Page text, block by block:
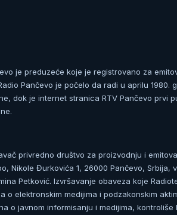
je preduzeće koje je registrovano za
Pančevo je počelo da radi u aprilu 1980.
dok je internet stranica RTV Pančevo prvi
privredno društvo za proizvodnju i
Nikole Đurkovića 1, 26000 Pančevo, Srbija,
Petković. Izvršavanje obaveza koje
o elektronskim medijima i podzakonskim
o javnom informisanju i medijima, kontroliše